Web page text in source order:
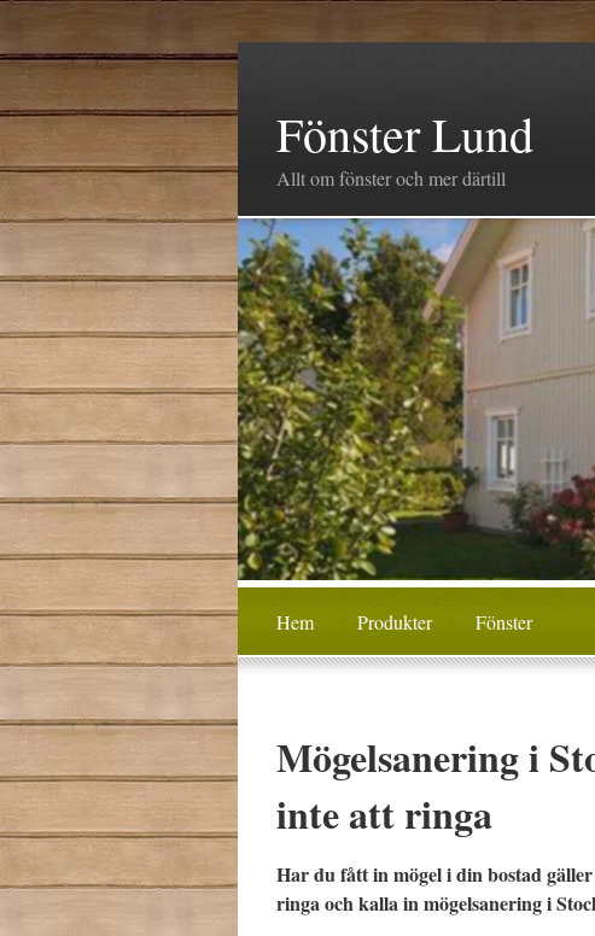
Fönster Lund
Allt om fönster och mer därtill
Hem Produkter Fönster
Mögelsanering i
inte att ringa
Har du fått in mögel i din bostad
ringa och kalla in mögelsanering i